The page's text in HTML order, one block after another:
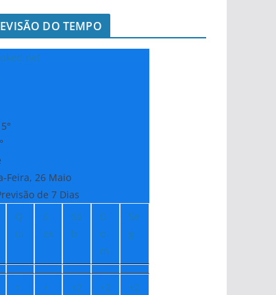
DO TEMPO
Feira, 26 Maio
de 7 Dias
Q
ui
S
ex
Sá
b
D
o
m
Se
g
+
+
+2
+2
+2